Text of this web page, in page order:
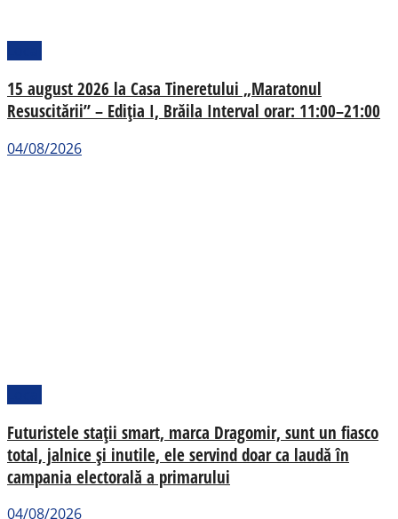
15 august 2026 la Casa Tineretului „Maratonul
Resuscitării” – Ediția I, Brăila Interval orar: 11:00–21:00
04/08/2026
Futuristele stații smart, marca Dragomir, sunt un fiasco
total, jalnice și inutile, ele servind doar ca laudă în
campania electorală a primarului
04/08/2026